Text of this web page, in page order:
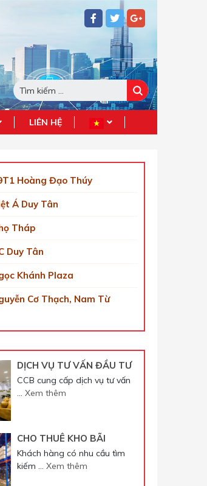
LIÊN HỆ
Hoàng Đạo Thúy
Á Duy Tân
Tháp
Duy Tân
Khánh Plaza
Cơ Thạch, Nam Từ
DỊCH VỤ TƯ VẤN ĐẦU TƯ
CCB cung cấp dịch vụ tư vấn
… Xem thêm
CHO THUÊ KHO BÃI
Khách hàng có nhu cầu tìm
kiếm … Xem thêm